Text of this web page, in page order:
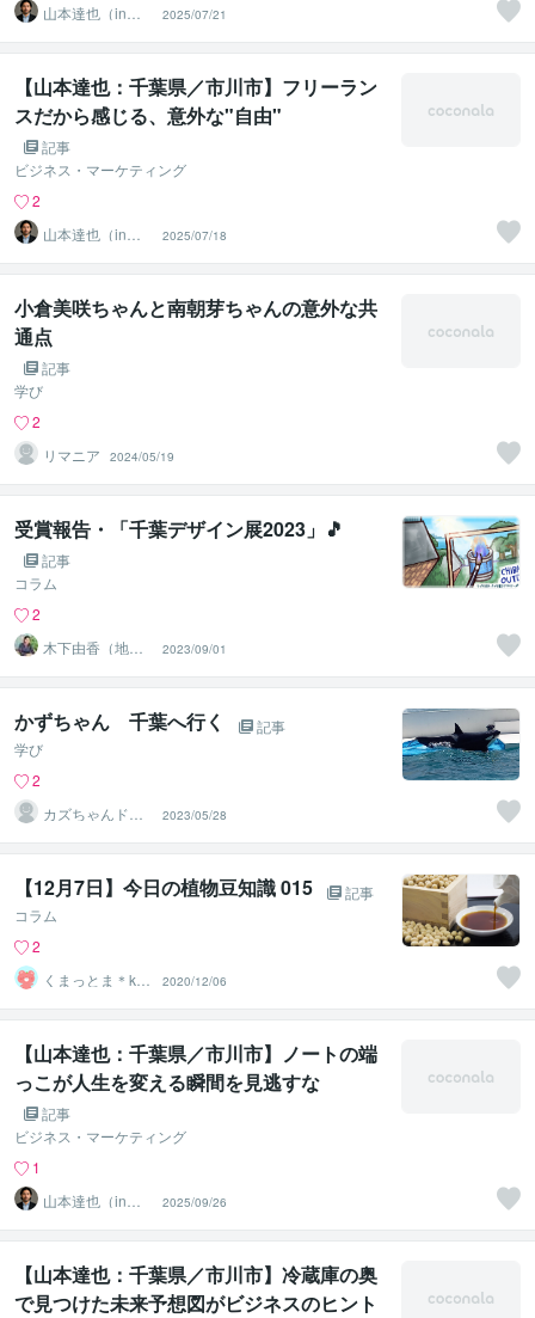
山本達也（in千
葉県市川市）
2025/07/21
【山本達也：千葉県／市川市】フリーラン
スだから感じる、意外な"自由"
記事
ビジネス・マーケティング
2
山本達也（in千
葉県市川市）
2025/07/18
小倉美咲ちゃんと南朝芽ちゃんの意外な共
通点
記事
学び
2
リマニア
2024/05/19
受賞報告・「千葉デザイン展2023」🎵
記事
コラム
2
木下由香（地域
繋がり手描きデ
ザイナー）
2023/09/01
かずちゃん 千葉へ行く
記事
学び
2
カズちゃんドリ
ーム
2023/05/28
【12月7日】今日の植物豆知識 015
記事
コラム
2
くまっとま＊ku
mattoma
2020/12/06
【山本達也：千葉県／市川市】ノートの端
っこが人生を変える瞬間を見逃すな
記事
ビジネス・マーケティング
1
山本達也（in千
葉県市川市）
2025/09/26
【山本達也：千葉県／市川市】冷蔵庫の奥
で見つけた未来予想図がビジネスのヒント